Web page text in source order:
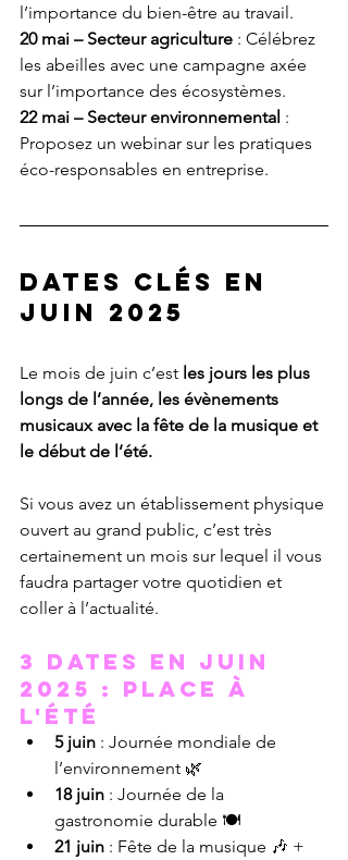
l’importance du bien-être au travail.
20 mai – Secteur agriculture : Célébrez
les abeilles avec une campagne axée
sur l’importance des écosystèmes.
22 mai – Secteur environnemental :
Proposez un webinar sur les pratiques
éco-responsables en entreprise.
Dates clés en
juin 2025
Le mois de juin c’est les jours les plus
longs de l’année, les évènements
musicaux avec la fête de la musique et
le début de l’été.
Si vous avez un établissement physique
ouvert au grand public, c’est très
certainement un mois sur lequel il vous
faudra partager votre quotidien et
coller à l’actualité.
3 dates en juin
2025 : place à
l'été
5 juin : Journée mondiale de
l’environnement 🌿
18 juin : Journée de la
gastronomie durable 🍽
21 juin : Fête de la musique 🎶 +